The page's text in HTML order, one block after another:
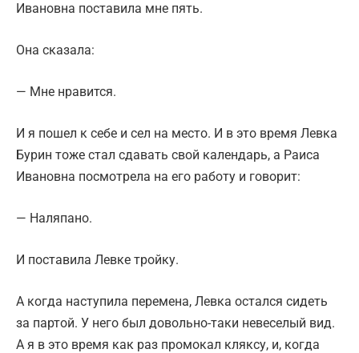
Ивановна поставила мне пять.
Она сказала:
— Мне нравится.
И я пошел к себе и сел на место. И в это время Левка
Бурин тоже стал сдавать свой календарь, а Раиса
Ивановна посмотрела на его работу и говорит:
— Наляпано.
И поставила Левке тройку.
А когда наступила перемена, Левка остался сидеть
за партой. У него был довольно-таки невеселый вид.
А я в это время как раз промокал кляксу, и, когда